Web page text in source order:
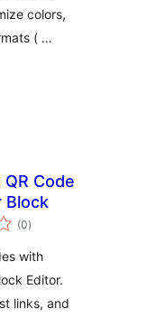
colors,
( …
Code
Block
(0valoracións
totais
)
with
Editor.
links, and